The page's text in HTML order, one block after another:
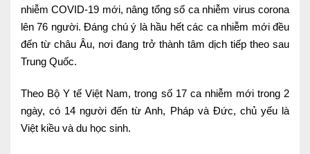
nhiễm COVID-19 mới, nâng tổng số ca nhiễm virus corona
lên 76 người. Đáng chú ý là hầu hết các ca nhiễm mới đều
đến từ châu Âu, nơi đang trở thành tâm dịch tiếp theo sau
Trung Quốc.
Theo Bộ Y tế Việt Nam, trong số 17 ca nhiễm mới trong 2
ngày, có 14 người đến từ Anh, Pháp và Đức, chủ yếu là
Việt kiều và du học sinh.